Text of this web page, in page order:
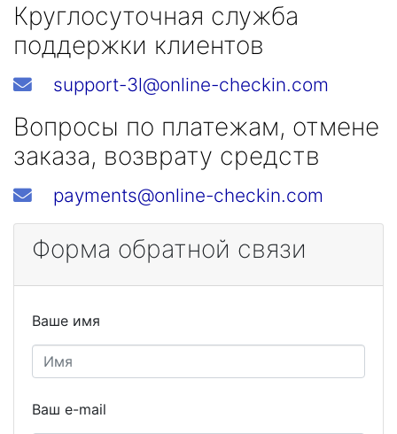
Круглосуточная служба
поддержки клиентов
support-3l@online-checkin.com
Вопросы по платежам, отмене
заказа, возврату средств
payments@online-checkin.com
Форма обратной связи
Ваше имя
Ваш e-mail